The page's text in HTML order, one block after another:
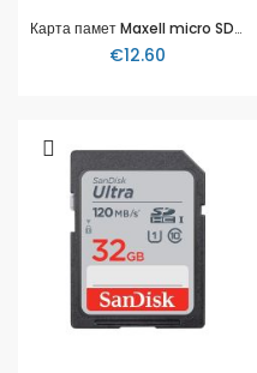
Карта памет Maxell micro SDXC, 64GB
€12.60